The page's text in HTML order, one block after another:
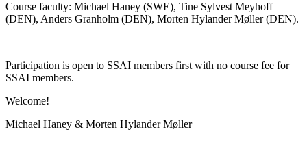
Course faculty: Michael Haney (SWE), Tine Sylvest Meyhoff
(DEN), Anders Granholm (DEN), Morten Hylander Møller (DEN).
Participation is open to SSAI members first with no course fee for
SSAI members.
Welcome!
Michael Haney & Morten Hylander Møller